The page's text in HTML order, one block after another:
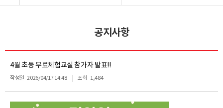
공지사항
4월 초등 무료체험교실 참가자 발표!!
작성일 2026/04/17 14:48 조회 1,484